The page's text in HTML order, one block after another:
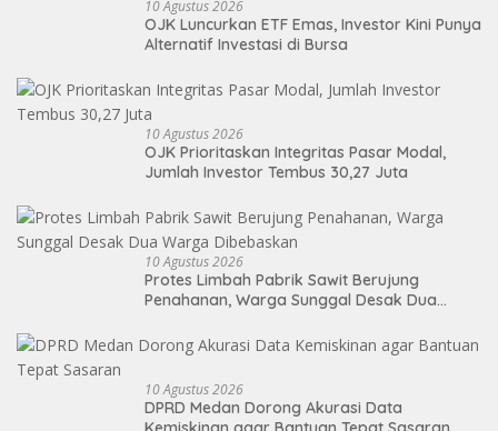
10 Agustus 2026
OJK Luncurkan ETF Emas, Investor Kini Punya
Alternatif Investasi di Bursa
10 Agustus 2026
OJK Prioritaskan Integritas Pasar Modal,
Jumlah Investor Tembus 30,27 Juta
10 Agustus 2026
Protes Limbah Pabrik Sawit Berujung
Penahanan, Warga Sunggal Desak Dua
10 Agustus 2026
DPRD Medan Dorong Akurasi Data